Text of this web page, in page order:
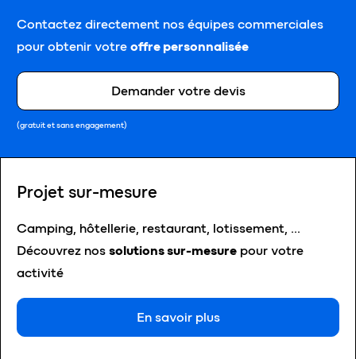
Contactez directement nos équipes commerciales
pour obtenir votre offre personnalisée
Demander votre devis
(gratuit et sans engagement)
Projet sur-mesure
Camping, hôtellerie, restaurant, lotissement, …
Découvrez nos solutions sur-mesure pour votre
activité
En savoir plus